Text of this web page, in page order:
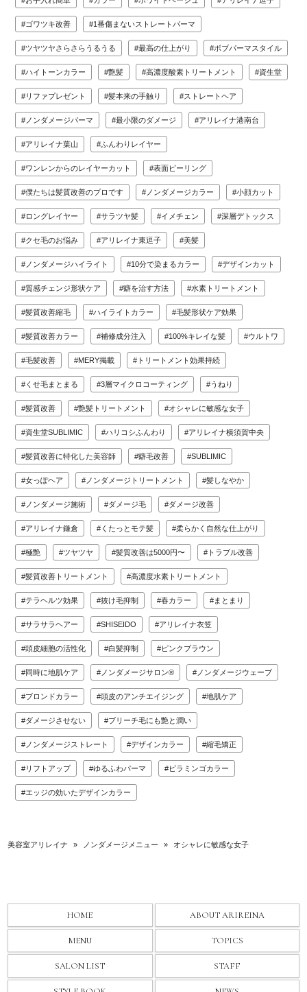
ゴワツキ改善 1番傷まないストレートパーマ
ツヤツヤさらさらうるうる 最高の仕上がり ボブパーマスタイル
ハイトーンカラー 艶髪 高濃度酸素トリートメント 資生堂
リファプレゼント 髪本来の手触り ストレートヘア
ノンダメージパーマ 最小限のダメージ アリレイナ港南台
アリレイナ葉山 ふんわりレイヤー
ワンレンからのレイヤーカット 表面ピーリング
僕たちは髪質改善のプロです ノンダメージカラー 小顔カット
ロングレイヤー サラツヤ髪 イメチェン 深層デトックス
クセ毛のお悩み アリレイナ東逗子 美髪
ノンダメージハイライト 10分で染まるカラー デザインカット
質感チェンジ形状ケア 癖を治す方法 水素トリートメント
髪質改善縮毛 ハイライトカラー 毛髪形状ケア効果
髪質改善カラー 補修成分注入 100%キレイな髪 ウルトワ
毛髪改善 MERY掲載 トリートメント効果持続
くせ毛まとまる 3層マイクロコーティング うねり
髪質改善 艶髪トリートメント オシャレに敏感な女子
資生堂SUBLIMIC ハリコシふんわり アリレイナ横須賀中央
髪質改善に特化した美容師 癖毛改善 SUBLIMIC
女っぽヘア ノンダメージトリートメント 髪しなやか
ノンダメージ施術 ダメージ毛 ダメージ改善
アリレイナ鎌倉 くたっとモテ髪 柔らかく自然な仕上がり
極艶 ツヤツヤ 髪質改善は5000円〜 トラブル改善
髪質改善トリートメント 高濃度水素トリートメント
テラヘルツ効果 抜け毛抑制 春カラー まとまり
サラサラヘアー SHISEIDO アリレイナ衣笠
頭皮細胞の活性化 白髪抑制 ピンクブラウン
同時に地肌ケア ノンダメージサロン® ノンダメージウェーブ
ブロンドカラー 頭皮のアンチエイジング 地肌ケア
ダメージさせない ブリーチ毛にも艶と潤い
ノンダメージストレート デザインカラー 縮毛矯正
リフトアップ ゆるふわパーマ ピラミンゴカラー
エッジの効いたデザインカラー
美容室アリレイナ » ノンダメージメニュー » オシャレに敏感な女子
HOME ABOUT ARIREINA
MENU TOPICS
SALON LIST STAFF